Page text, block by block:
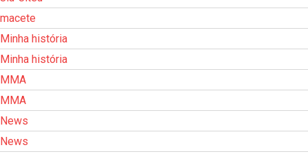
macete
Minha história
Minha história
MMA
MMA
News
News